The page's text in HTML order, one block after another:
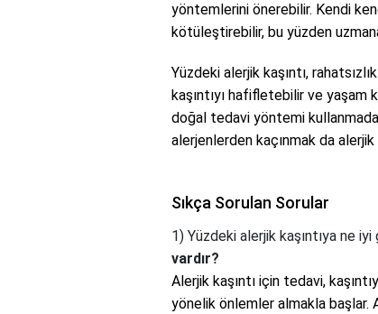
yöntemlerini önerebilir. Kendi
kötüleştirebilir, bu yüzden
Yüzdeki alerjik kaşıntı,
kaşıntıyı hafifletebilir ve yaşam
doğal tedavi yöntemi
alerjenlerden kaçınmak da alerjik
Sıkça Sorulan Sorular
1) Yüzdeki alerjik kaşıntıya ne iyi
vardır?
Alerjik kaşıntı için tedavi,
yönelik önlemler almakla başlar.